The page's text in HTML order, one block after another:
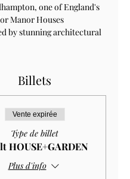
one of England's
Manor Houses
by stunning architectural
Billets
Vente expirée
Type de billet
HOUSE+GARDEN
Plus d'info